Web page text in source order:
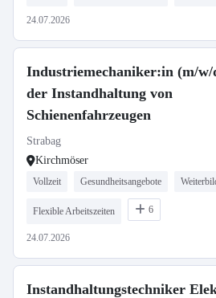
24.07.2026
Industriemechaniker:in (m/
der Instandhaltung von
Schienenfahrzeugen
Strabag
Kirchmöser
Vollzeit Gesundheitsangebote
Flexible Arbeitszeiten 6
24.07.2026
Instandhaltungstechniker